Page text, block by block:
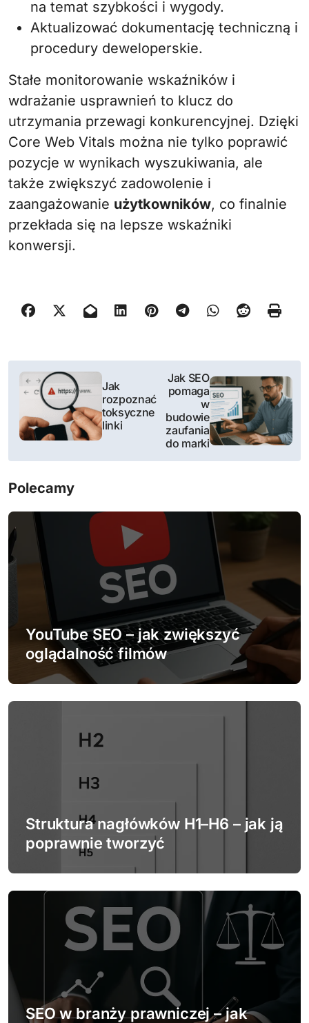
na temat szybkości i wygody.
Aktualizować dokumentację techniczną i
procedury deweloperskie.
Stałe monitorowanie wskaźników i
wdrażanie usprawnień to klucz do
utrzymania przewagi konkurencyjnej. Dzięki
Core Web Vitals można nie tylko poprawić
pozycje w wynikach wyszukiwania, ale
także zwiększyć zadowolenie i
zaangażowanie użytkowników, co finalnie
przekłada się na lepsze wskaźniki
konwersji.
N
w
i
g
a
c
j
i
s
Jak
rozpoznać
toksyczne
linki
Jak SEO
pomaga
w
budowie
zaufania
do marki
Polecamy
YouTube SEO – jak zwiększyć
oglądalność filmów
Struktura nagłówków H1–H6 – jak ją
poprawnie tworzyć
SEO w branży prawniczej – jak